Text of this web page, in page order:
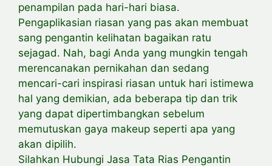
penampilan pada hari-hari biasa.
Pengaplikasian riasan yang pas akan membuat
sang pengantin kelihatan bagaikan ratu
sejagad. Nah, bagi Anda yang mungkin tengah
merencanakan pernikahan dan sedang
mencari-cari inspirasi riasan untuk hari istimewa
hal yang demikian, ada beberapa tip dan trik
yang dapat dipertimbangkan sebelum
memutuskan gaya makeup seperti apa yang
akan dipilih.
Silahkan Hubungi Jasa Tata Rias Pengantin